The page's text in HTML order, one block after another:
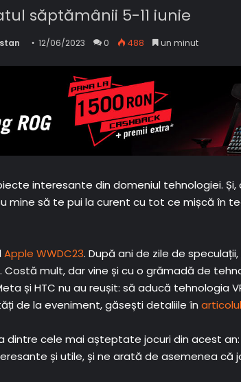
săptămânii 5-11 iunie
12/06/2023 0 488 un minut
interesante din domeniul tehnologiei. Și,
mine să te pui la curent cu tot ce mișcă în
Apple WWDC23. După ani de zile de
mult, dar vine și cu o grămadă de
și HTC nu au reușit: să aducă tehnologia
de la eveniment, găsești detaliile în
cele mai așteptate jocuri din acest
și utile, și ne arată de asemenea că